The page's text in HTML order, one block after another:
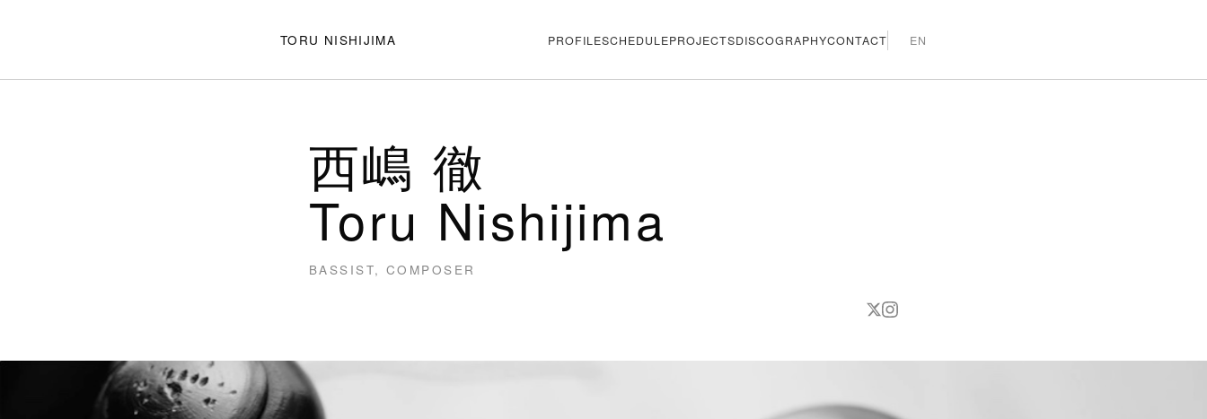
TORU NISHIJIMA PROFILESCHEDULEPROJECTSDISCOGRAPHYCONTACT EN
西嶋 徹
Toru Nishijima
BASSIST, COMPOSER